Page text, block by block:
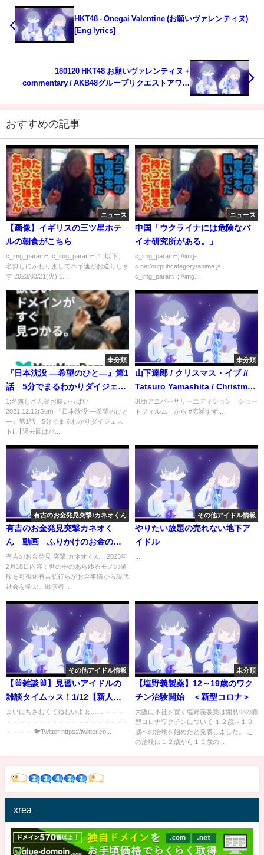
HKT48 - Onegai Valentine (お願いヴァレンティヌ)
[Eng lyrics]
180120 HKT48 お願いヴァレンティヌ +
commentary / AKB48グループリクエストアワー
おすすめの記事
ニュース
【画像】イギリスの三ツ星ホテ
ルの朝食がこちら
c_img_param=; c_img_param=; 1: 以下、
名無しにかわりましてネギ速がお送りしま
す 2023/03/21(火) 1...
ニュース
中国「ウクライナには危険なバ
イオ研究所がある。」
c_img_param=; //img-
c.net/output/category/anime.js
c_img_param=; //img...
未分類
『日本沈没 ―希望のひと―』第1
話 5分でまるわかりダイジェス
ト!!【過去回はパラビで配信中】
1:名無しさん＠お腹いっぱい
2021.12.12(Sun) 『日本沈没 ―希望のひと
―』第1話 5分でまるわかりダイジェス
ト!!【過去回はパ...
未分類
山下達郎 / クリスマス・イブ //
Tatsuro Yamashita / Christmas
Eve
30thアニバーサリーエディション ショー
トフィルム から #広瀬すず...
有吉のお金発見突撃!カネオくん
有吉のお金発見突撃カネオく
ん 動画 ふりかけのお金の秘
密 2月18日
有吉のお金発見 突撃!カネオくん 2023年
2月18日内容：世の中のあらゆるモノの値
段を可視化有吉弘行らがお金事情から現代
社会を学ぶ。出演者...
その他アイドル情報
やりたい放題の売れない地下ア
イドル
その他アイドル情報
【🐰雑談🐰】見習いアイドルの
雑談タイムッス！1/12【新人
VTuber/宇佐見兎丸】
まいにちさむくてねむいよぉ…… －－－
－－－－－－－－－－－－－－－－－－－
－－－－ 🐦Twitter https://twitter.co...
未分類
【塩野義製薬】12～19歳のワク
チン治験開始 ＜新型コロナ＞
大阪に本社を置く塩野義製薬は開発中の新
型コロナワクチンについて １２歳～１９
歳への治験を始めたと発表しました。 こ
の治験は１２歳から１９歳の...
xrea